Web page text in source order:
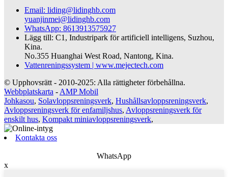
Email: liding@lidinghb.com
yuanjinmei@lidinghb.com
WhatsApp: 8613913575927
Lägg till: C1, Industripark för artificiell intelligens, Suzhou,
Kina.
No.355 Huanghai West Road, Nantong, Kina.
Vattenreningssystem | www.mejectech.com
© Upphovsrätt - 2010-2025: Alla rättigheter förbehållna.
Webbplatskarta - AMP Mobil
Johkasou, Solavloppsreningsverk, Hushållsavloppsreningsverk,
Avloppsreningsverk för enfamiljshus, Avloppsreningsverk för
enskilt hus, Kompakt miniavloppsreningsverk,
Kontakta oss
WhatsApp
x